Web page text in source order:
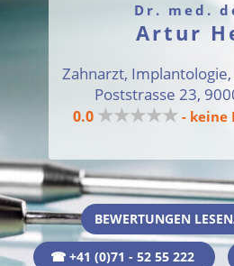
Dr. med.
Artur
Zahnarzt,
Poststrasse 23,
0.0 ★★★★★ - keine
BEWERTUNGEN
☎ +41 (0)71 - 52 55 222